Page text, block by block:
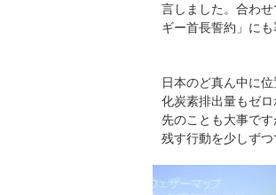
言しました。合わ
ギー首長誓約」にも
日本のど真ん中に
化炭素排出量もゼ
先のことも大事で
残す行動を少しず